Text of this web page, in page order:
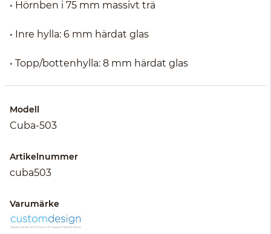
• Hörnben i 75 mm massivt trä
• Inre hylla: 6 mm härdat glas
• Topp/bottenhylla: 8 mm härdat glas
Modell
Cuba-503
Artikelnummer
cuba503
Varumärke